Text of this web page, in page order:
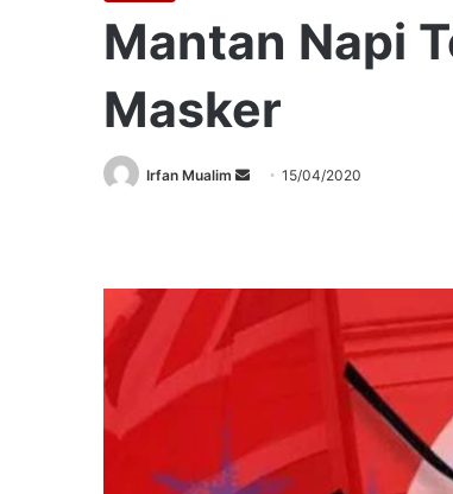
Mantan Napi
Masker
Irfan Mualim
Send15/04/2020